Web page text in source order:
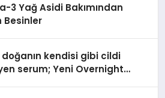
3 Yağ Asidi Bakımından
Besinler
kendisi gibi cildi
serum; Yeni Overnight